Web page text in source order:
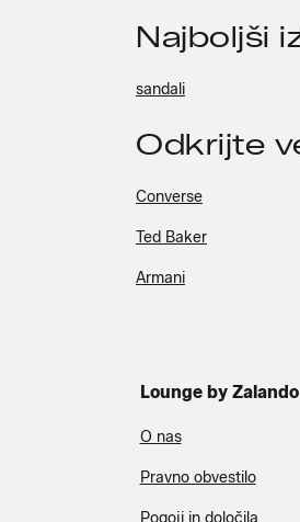
Najboljši
sandali
Odkrijte
Converse
Ted Baker
Armani
Lounge by Zalando
O nas
Pravno obvestilo
Pogoji in določila